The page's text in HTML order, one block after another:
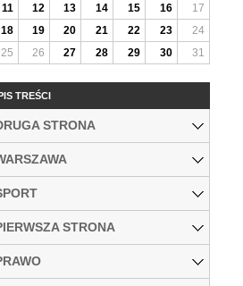
11
12 13 14 15 16
17
18
19 20 21 22 23
24
25
26 27 28 29 30 31
TREŚCI
STRONA
STRONA